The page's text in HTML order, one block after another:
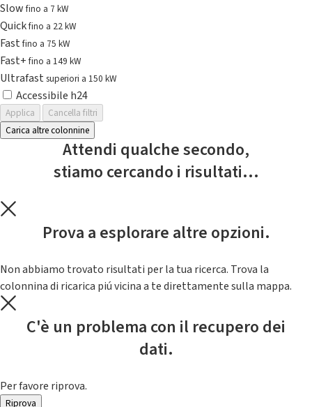
Slowfino a 7 kW
Quickfino a 22 kW
Fastfino a 75 kW
Fast+fino a 149 kW
Ultrafast superiori a 150 kW
Accessibile h24
Applica
Cancella filtri
Carica altre colonnine
Attendi qualche secondo,
stiamo cercando i risultati...
Prova a esplorare altre opzioni.
Non abbiamo trovato risultati per la tua ricerca. Trova la
colonnina di ricarica piú vicina a te direttamente sulla mappa.
C'è un problema con il recupero dei
dati.
Per favore riprova.
Riprova